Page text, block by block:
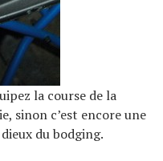
la course de la
sinon c’est encore une
du bodging.